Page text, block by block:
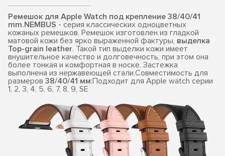
Ремешок для Apple Watch под крепление 38/40/41
mm.NEMBUS - серия классических одноцветных
кожаных ремешков. Ремешок изготовлен из гладкой
матовой кожи без ярко выраженной фактуры, выделка
Top-grain leather. Такой тип выделки кожи имеет
внушительное качество и долговечность, при этом она
более тонкая и комфортная в носке. Застежка
выполнена из нержавеющей стали.Совместимость для
размеров 38/40/41 мм:Подходит для Apple watch серии
1, 2, 3, 4, 5, 6, 7, 8, 9, SE